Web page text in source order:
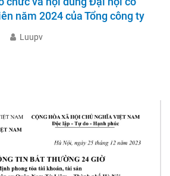
năm 2024 của Tổng công ty
Luupv